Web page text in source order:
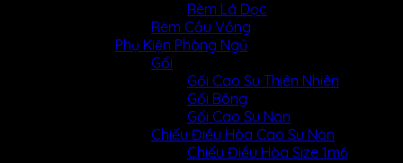
Rèm Lá Dọc
Rèm Cầu Vồng
Phụ Kiện Phòng Ngủ
Gối
Gối Cao Su Thiên Nhiên
Gối Bông
Gối Cao Su Non
Chiếu Điều Hòa Cao Su Non
Chiếu Điều Hòa Size 1m6